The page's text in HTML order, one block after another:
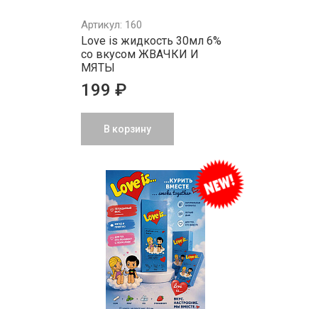
Артикул: 160
Love is жидкость 30мл 6%
со вкусом ЖВАЧКИ И
МЯТЫ
199 ₽
В корзину